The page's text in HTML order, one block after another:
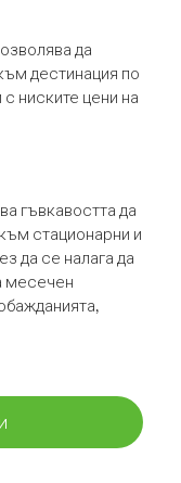
да
дестинация по
ниските цени на
гъвкавостта да
стационарни и
да се налага да
месечен